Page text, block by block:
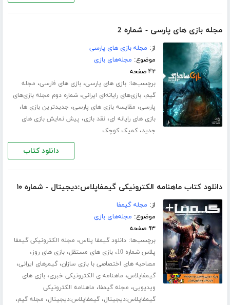
مجله بازی های پارسی - شماره 2
از: مجله بازی های پارسی
موضوع: مجله‌های بازی
۴۲ صفحه
برچسب‌ها:بازی های پارسی،بازی های فارسی، مجله
گیم،بازی‌های رایانه‌ای ایرانی،شماره‌ دوم مجله‌ بازی‌های
پارسی، مقایسه بازی های پارسی، جدیدترین بازی ها،
بازی های رایانه ای،نقد بازی، پیش نمایش بازی های
جدید،کمیک کوچک
دانلود کتاب
دانلود کتاب ماهنامه الکترونیکی گیمفاپلاس:دیجیتال - شماره ۱۰
از: مجله گیمفا
موضوع: مجله‌های بازی
۹۳ صفحه
برچسب‌ها:دانلود گیمفا پلاس، مجله الکترونیکی گیمفا
پلاس شماره 10
،بازی های مستقل،بازی های روز،
مصاحبه های اختصاصی با بازی سازان،گیمرهای ایرانی،
گیمفاپلاس، ماهنامه ی الکترونیکی خبری،بازی های
ویدیویی، مجله گیمفا، ماهنامه الکترونیکی
گیمفاپلاس:دیجیتال،گیمفاپلاس:دیجیتال، مجله گیم،